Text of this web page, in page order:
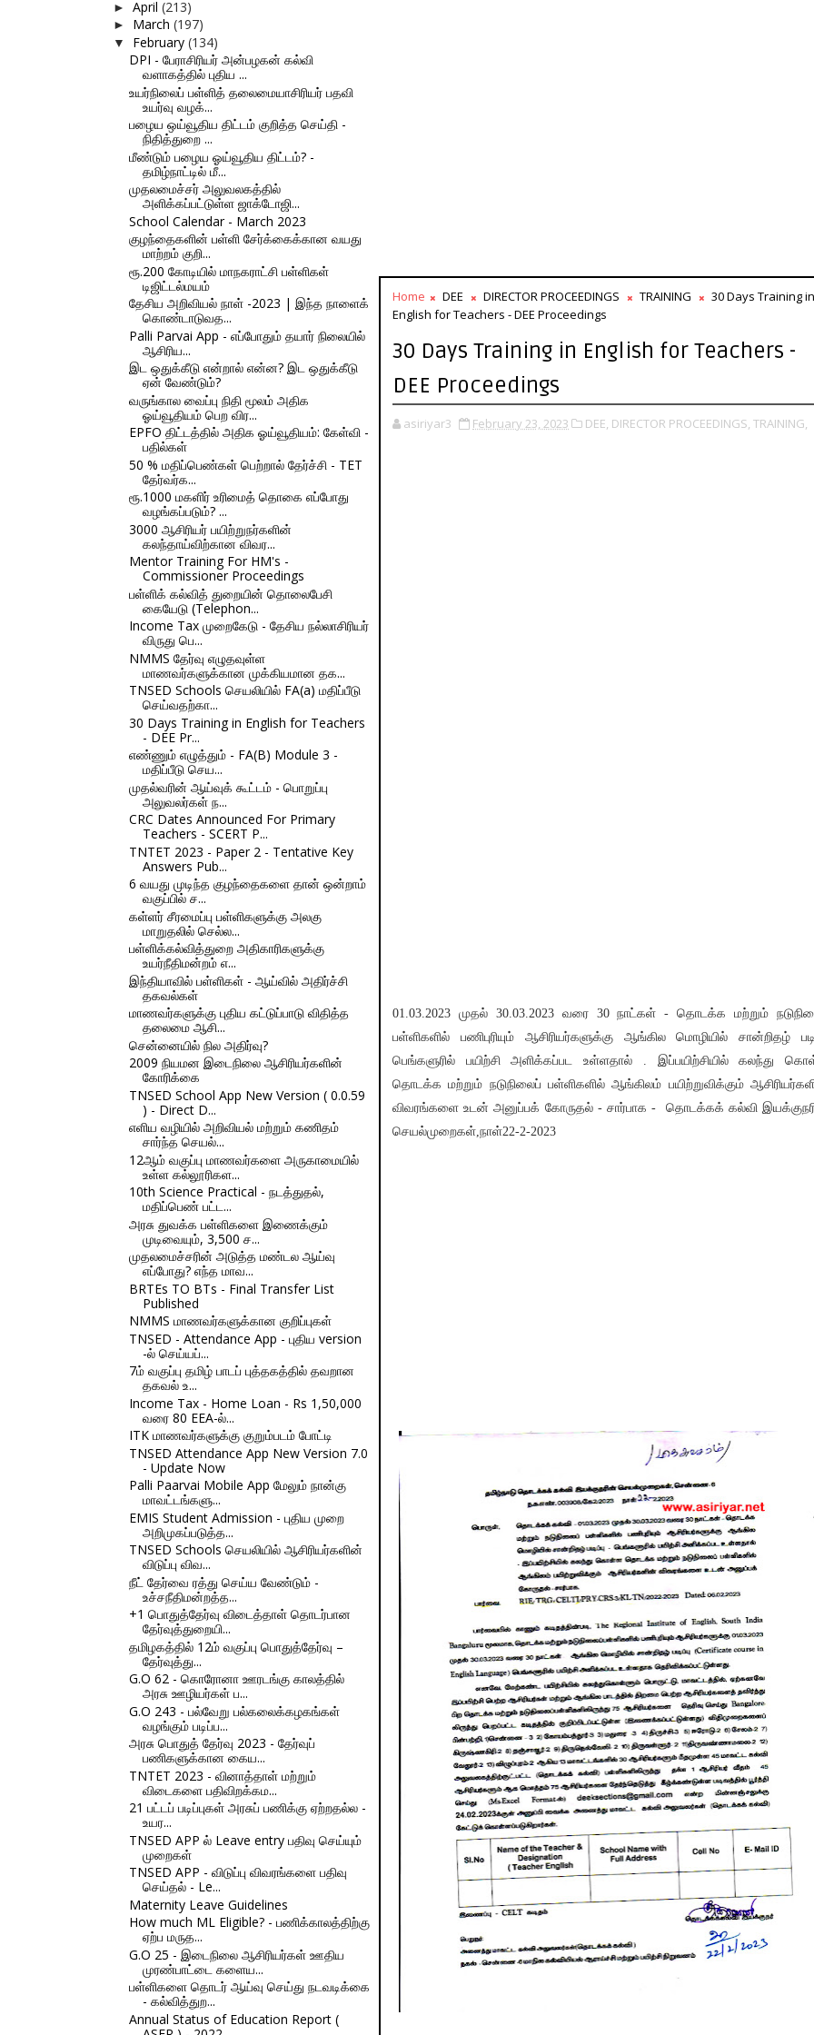
► April (213)
► March (197)
▼ February (134)
DPI - பேராசிரியர் அன்பழகன் கல்வி
வளாகத்தில் புதிய ...
உயர்நிலைப் பள்ளித் தலைமையாசிரியர் பதவி
உயர்வு வழக்...
பழைய ஒய்வூதிய திட்டம் குறித்த செய்தி -
நிதித்துறை ...
மீண்டும் பழைய ஓய்வூதிய திட்டம்? -
தமிழ்நாட்டில் மீ...
முதலமைச்சர் அலுவலகத்தில்
அளிக்கப்பட்டுள்ள ஜாக்டோஜி...
School Calendar - March 2023
குழந்தைகளின் பள்ளி சேர்க்கைக்கான வயது
மாற்றம் குறி...
ரூ.200 கோடியில் மாநகராட்சி பள்ளிகள்
டிஜிட்டல்மயம்
தேசிய அறிவியல் நாள் -2023 | இந்த நாளைக்
கொண்டாடுவத...
Palli Parvai App - எப்போதும் தயார் நிலையில்
ஆசிரிய...
இட ஒதுக்கீடு என்றால் என்ன? இட ஒதுக்கீடு
ஏன் வேண்டும்?
வருங்கால வைப்பு நிதி மூலம் அதிக
ஓய்வூதியம் பெற விர...
EPFO திட்டத்தில் அதிக ஓய்வூதியம்: கேள்வி -
பதில்கள்
50 % மதிப்பெண்கள் பெற்றால் தேர்ச்சி - TET
தேர்வர்க...
ரூ.1000 மகளிர் உரிமைத் தொகை எப்போது
வழங்கப்படும்? ...
3000 ஆசிரியர் பயிற்றுநர்களின்
கலந்தாய்விற்கான விவர...
Mentor Training For HM's -
Commissioner Proceedings
பள்ளிக் கல்வித் துறையின் தொலைபேசி
கையேடு (Telephon...
Income Tax முறைகேடு - தேசிய நல்லாசிரியர்
விருது பெ...
NMMS தேர்வு எழுதவுள்ள
மாணவர்களுக்கான முக்கியமான தக...
TNSED Schools செயலியில் FA(a) மதிப்பீடு
செய்வதற்கா...
30 Days Training in English for Teachers
- DEE Pr...
எண்ணும் எழுத்தும் - FA(B) Module 3 -
மதிப்பீடு செய...
முதல்வரின் ஆய்வுக் கூட்டம் - பொறுப்பு
அலுவலர்கள் ந...
CRC Dates Announced For Primary
Teachers - SCERT P...
TNTET 2023 - Paper 2 - Tentative Key
Answers Pub...
6 வயது முடிந்த குழந்தைகளை தான் ஒன்றாம்
வகுப்பில் ச...
கள்ளர் சீரமைப்பு பள்ளிகளுக்கு அலகு
மாறுதலில் செல்ல...
பள்ளிக்கல்வித்துறை அதிகாரிகளுக்கு
உயர்நீதிமன்றம் எ...
இந்தியாவில் பள்ளிகள் - ஆய்வில் அதிர்ச்சி
தகவல்கள்
மாணவர்களுக்கு புதிய கட்டுப்பாடு விதித்த
தலைமை ஆசி...
சென்னையில் நில அதிர்வு?
2009 நியமன இடைநிலை ஆசிரியர்களின்
கோரிக்கை
TNSED School App New Version ( 0.0.59
) - Direct D...
எளிய வழியில் அறிவியல் மற்றும் கணிதம்
சார்ந்த செயல்...
12ஆம் வகுப்பு மாணவர்களை அருகாமையில்
உள்ள கல்லூரிகள...
10th Science Practical - நடத்துதல்,
மதிப்பெண் பட்ட...
அரசு துவக்க பள்ளிகளை இணைக்கும்
முடிவையும், 3,500 ச...
முதலமைச்சரின் அடுத்த மண்டல ஆய்வு
எப்போது? எந்த மாவ...
BRTEs TO BTs - Final Transfer List
Published
NMMS மாணவர்களுக்கான குறிப்புகள்
TNSED - Attendance App - புதிய version
-ல் செய்யப்...
7ம் வகுப்பு தமிழ் பாடப் புத்தகத்தில் தவறான
தகவல் உ...
Income Tax - Home Loan - Rs 1,50,000
வரை 80 EEA-ல்...
ITK மாணவர்களுக்கு குறும்படம் போட்டி
TNSED Attendance App New Version 7.0
- Update Now
Palli Paarvai Mobile App மேலும் நான்கு
மாவட்டங்களு...
EMIS Student Admission - புதிய முறை
அறிமுகப்படுத்த...
TNSED Schools செயலியில் ஆசிரியர்களின்
விடுப்பு விவ...
நீட் தேர்வை ரத்து செய்ய வேண்டும் -
உச்சநீதிமன்றத்த...
+1 பொதுத்தேர்வு விடைத்தாள் தொடர்பான
தேர்வுத்துறையி...
தமிழகத்தில் 12ம் வகுப்பு பொதுத்தேர்வு –
தேர்வுத்து...
G.O 62 - கொரோனா ஊரடங்கு காலத்தில்
அரசு ஊழியர்கள் ப...
G.O 243 - பல்வேறு பல்கலைக்கழகங்கள்
வழங்கும் படிப்ப...
அரசு பொதுத் தேர்வு 2023 - தேர்வுப்
பணிகளுக்கான கைய...
TNTET 2023 - வினாத்தாள் மற்றும்
விடைகளை பதிவிறக்கம...
21 பட்டப் படிப்புகள் அரசுப் பணிக்கு ஏற்றதல்ல -
உயர...
TNSED APP ல் Leave entry பதிவு செய்யும்
முறைகள்
TNSED APP - விடுப்பு விவரங்களை பதிவு
செய்தல் - Le...
Maternity Leave Guidelines
How much ML Eligible? - பணிக்காலத்திற்கு
ஏற்ப மருத...
G.O 25 - இடைநிலை ஆசிரியர்கள் ஊதிய
முரண்பாட்டை களைய...
பள்ளிகளை தொடர் ஆய்வு செய்து நடவடிக்கை
- கல்வித்துற...
Annual Status of Education Report (
Home DEE DIRECTOR PROCEEDINGS TRAINING
30 Days Training in
English for Teachers - DEE Proceedings
30 Days Training in English for Teachers -
DEE Proceedings
asiriyar3 February 23, 2023 DEE, DIRECTOR PROCEEDINGS, TRAINING,
01.03.2023 முதல் 30.03.2023 வரை 30 நாட்கள் - தொடக்க மற்றும்
பள்ளிகளில் பணிபுரியும் ஆசிரியர்களுக்கு ஆங்கில மொழியில் சான்றிதழ்
பெங்களுரில் பயிற்சி அளிக்கப்பட உள்ளதால் . இப்பயிற்சியில் கலந்து
தொடக்க மற்றும் நடுநிலைப் பள்ளிகளில் ஆங்கிலம் பயிற்றுவிக்கும்
விவரங்களை உடன் அனுப்பக் கோருதல் - சார்பாக - தொடக்கக் கல்வி
செயல்முறைகள்,நாள்22-2-2023